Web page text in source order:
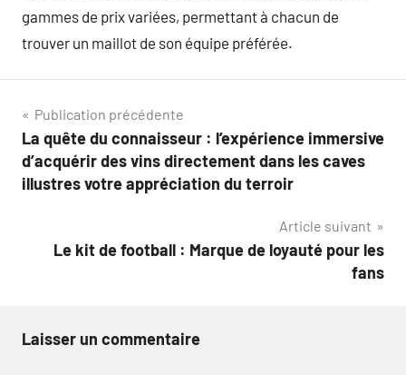
gammes de prix variées, permettant à chacun de
trouver un maillot de son équipe préférée.
Navigation
de
l’article
Publication précédente
La quête du connaisseur : l’expérience immersive
d’acquérir des vins directement dans les caves
illustres votre appréciation du terroir
Article suivant
Le kit de football : Marque de loyauté pour les
fans
Laisser un commentaire